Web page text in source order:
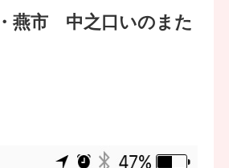
燕市 中之口いのまた